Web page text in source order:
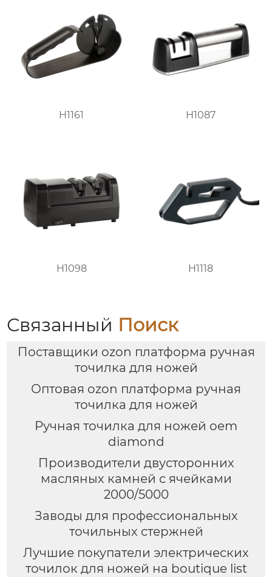
H1161 H1087
H1098 H1118
Связанный Поиск
Поставщики ozon платформа ручная
точилка для ножей
Оптовая ozon платформа ручная
точилка для ножей
Ручная точилка для ножей oem
diamond
Производители двусторонних
масляных камней с ячейками
2000/5000
Заводы для профессиональных
точильных стержней
Лучшие покупатели электрических
точилок для ножей на boutique list